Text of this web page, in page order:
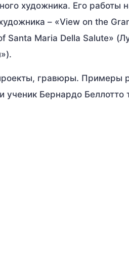
художника. Его работы
– «View on the
Santa Maria Della Salute»
гравюры. Примеры
ученик Бернардо Беллотто